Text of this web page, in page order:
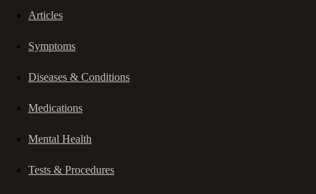
Articles
Symptoms
Diseases & Conditions
Medications
Mental Health
Tests & Procedures